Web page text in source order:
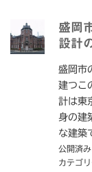
盛岡
設計
盛岡市
建つこ
計は東
身の建
な建築
公開済
カテゴ